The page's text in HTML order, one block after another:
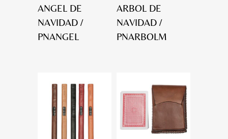
ANGEL DE
NAVIDAD /
PNANGEL
ARBOL DE
NAVIDAD /
PNARBOLM